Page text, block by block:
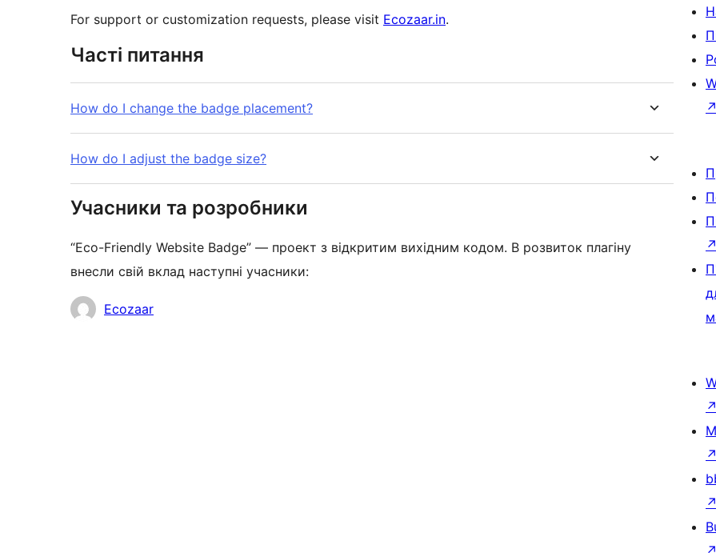
For support or customization requests, please visit Ecozaar.in.
Часті питання
How do I change the badge placement?
How do I adjust the badge size?
Учасники та розробники
“Eco-Friendly Website Badge” — проект з відкритим вихідним кодом. В розвиток плагіну
внесли свій вклад наступні учасники:
УчасникиEcozaar
↗
↗
↗
↗
↗